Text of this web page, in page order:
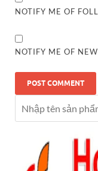
NOTIFY ME OF
NOTIFY ME OF